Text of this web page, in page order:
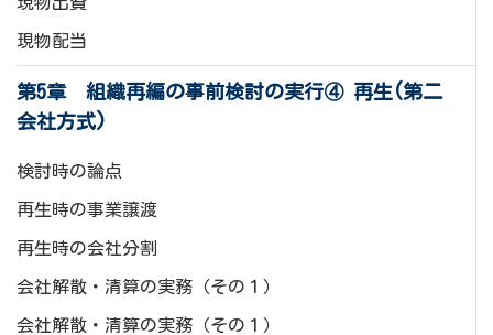
現物配当
第5章 組織再編の事前検討の実行④ 再生(第二
会社方式)
検討時の論点
再生時の事業譲渡
再生時の会社分割
会社解散・清算の実務（その１）
会社解散・清算の実務（その１）